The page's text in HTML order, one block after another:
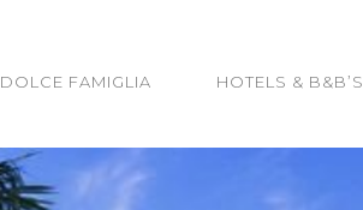
DOLCE FAMIGLIA HOTELS & B&B’S